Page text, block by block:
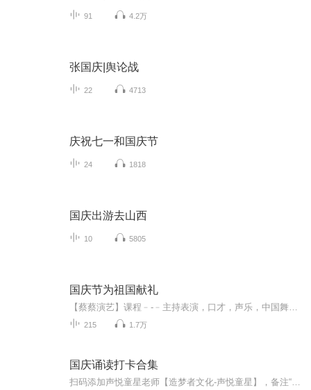
91 4.2万
张国庆|舆论战
22 4713
庆祝七一和国庆节
24 1818
国庆出游去山西
10 5805
国庆节为祖国献礼
215 1.7万
国庆诵读打卡合集